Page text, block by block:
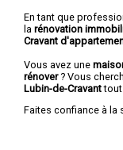
En tant que
la rénovation
Cravant
Vous avez une
rénover? Vous
Lubin-de-Cravant
Faites confiance à la